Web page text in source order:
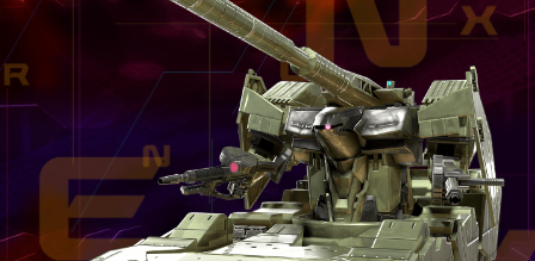
TECHNIQUE
GLOSSARY
BUTTON PLACEMENT
ゲームパッドボタン配置
TWITTER
ツイッター
YOUTUBE
ユーチューブ